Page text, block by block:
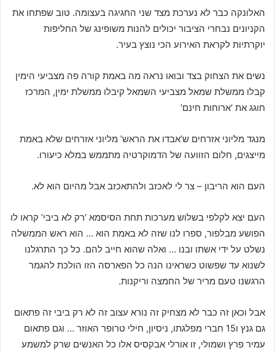
האלונקה כבר לא נערכת מצד שני החגיגה בעצומה. טוב שפתחו את
הקניונים נבחרי הציבור יכולים להנות משופינג של החליפות
יוקרתיות לקראת האירוע הכי נוצץ בעיר.
נשים את הצחוק בצד ובואו נראה מה באמת קורה פה מצביעי הימין
קבלו ממשלת שמאל מצביעי השמאל קיבלו ממשלת ימין, המרכז
חוגג את ‘ארוחות חינם’
מנגד מליוני אזרחים ש’אבדו את הראש’ מליוני אזרחים שלא באמת
מייצגים, חלום הזוועה של הדמוקרטיה מתממש במלא כיעורו.
העם הוא הריבון – צר לי לאכזב ולהתאכזב אבל מהיום הוא לא.
העם יצא לקלפי בשלוש מערכות תחת הסיסמא ‘רק לא ביבי’ קראו לו
הפושע מבלפור, ספרו לנו שזה לא באמת הוא … הוא ראש הממשלה
נשלט על ידי אשתו ובנו … ואלה שהוא חייב להם. כל כך התרגלנו
לשנוא עד שפשוט כשראינו הנה כל הפארסה הזו הולכת להגמר
הרגשנו טעם מריר של החמצה וריקנות.
אבל וכאן זה כבר לא מצחיק זה נורא עצוב זה לא רק ביבי זה פתאום
גם גנץ ו15 חברי מפלגתו, ניסיון, חילי טרופר האוזר … וגם פתאום
עמיר פרץ ושמולי, זו אורלי אבקסיס אלו כל האנשים שרק למשמע